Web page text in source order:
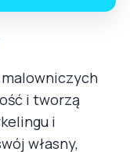
i tworzą
i
własny,